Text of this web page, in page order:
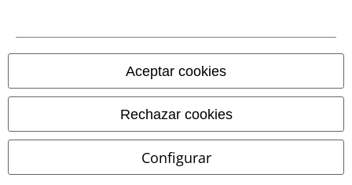
Aceptar cookies
Rechazar cookies
Configurar
Información sobre accesibilidad
Todos los precios incluyen el IVA pero no losgastos de transporte
© 1986-2026 E.M.P. Merchandising HGmbH